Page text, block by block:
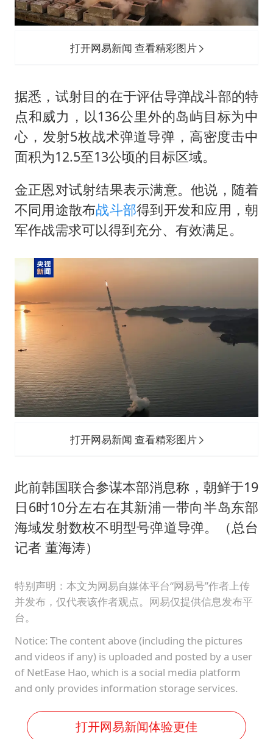
打开网易新闻 查看精彩图片
据悉，试射目的在于评估导弹战斗部的特
点和威力，以136公里外的岛屿目标为中
心，发射5枚战术弹道导弹，高密度击中
面积为12.5至13公顷的目标区域。
金正恩对试射结果表示满意。他说，随着
不同用途散布战斗部得到开发和应用，朝
军作战需求可以得到充分、有效满足。
打开网易新闻 查看精彩图片
此前韩国联合参谋本部消息称，朝鲜于19
日6时10分左右在其新浦一带向半岛东部
海域发射数枚不明型号弹道导弹。（总台
记者 董海涛）
特别声明：本文为网易自媒体平台“网易号”作者上传
并发布，仅代表该作者观点。网易仅提供信息发布平
台。
Notice: The content above (including the pictures
and videos if any) is uploaded and posted by a user
of NetEase Hao, which is a social media platform
and only provides information storage services.
打开网易新闻体验更佳